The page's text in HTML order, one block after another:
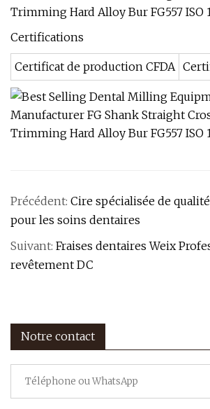
Certifications
Certificat de production CFDA
Précédent: Cire spécialisée de
pour les soins dentaires
Suivant: Fraises dentaires Weix
revêtement DC
Notre contact